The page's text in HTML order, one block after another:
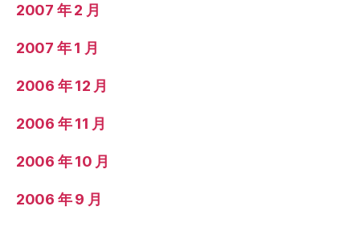
2007 年 2 月
2007 年 1 月
2006 年 12 月
2006 年 11 月
2006 年 10 月
2006 年 9 月